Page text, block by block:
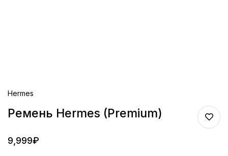
Hermes
Ремень Hermes (Premium)
9,999₽